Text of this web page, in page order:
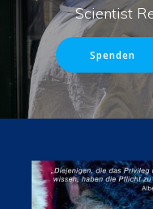
Scientist
Spenden